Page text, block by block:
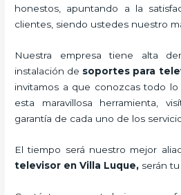
honestos, apuntando a la
clientes, siendo ustedes nuestro
Nuestra empresa tiene alta
instalación de soportes para
invitamos a que conozcas todo
esta maravillosa herramienta,
garantía de cada uno de los
El tiempo será nuestro mejor
televisor en Villa Luque, serán